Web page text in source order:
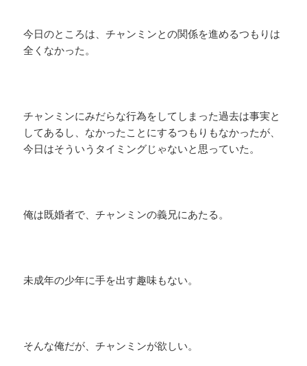
今日のところは、チャンミンとの関係を進めるつもりは
全くなかった。
チャンミンにみだらな行為をしてしまった過去は事実と
してあるし、なかったことにするつもりもなかったが、
今日はそういうタイミングじゃないと思っていた。
俺は既婚者で、チャンミンの義兄にあたる。
未成年の少年に手を出す趣味もない。
そんな俺だが、チャンミンが欲しい。